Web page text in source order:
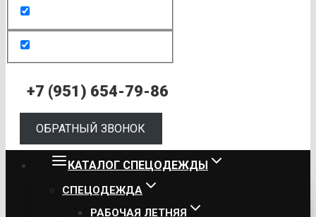
+7 (951) 654-79-86
ОБРАТНЫЙ ЗВОНОК
КАТАЛОГ СПЕЦОДЕЖДЫ
СПЕЦОДЕЖДА
РАБОЧАЯ ЛЕТНЯЯ